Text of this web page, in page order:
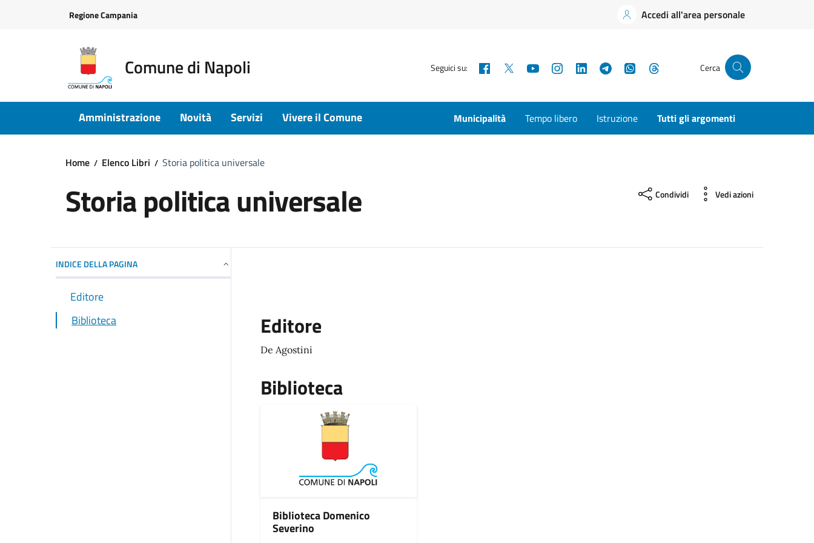
Regione Campania Accedi all'area personale
Comune di Napoli Seguici su: Facebook YouTubeInstagramLinkedInTelegramWhatsApp Cerca
Amministrazione Novità Servizi Vivere il Comune Municipalità Tempo libero Istruzione Tutti gli argomenti
Home Elenco Libri Storia politica universale
Storia politica universale Condividi Vedi azioni
INDICE DELLA PAGINA
Editore
Biblioteca
Editore
De Agostini
Biblioteca
Biblioteca Domenico
Severino